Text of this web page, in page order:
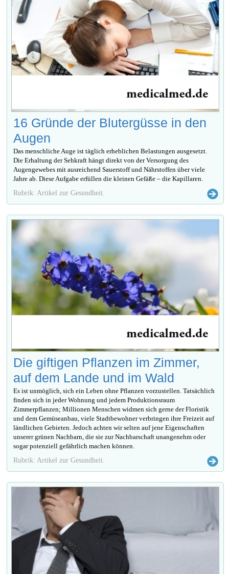
16 Gründe der Blutergüsse in den
Augen
Das menschliche Auge ist täglich erheblichen Belastungen ausgesetzt.
Die Erhaltung der Sehkraft hängt direkt von der Versorgung des
Augengewebes mit ausreichend Sauerstoff und Nährstoffen über viele
Jahre ab. Diese Aufgabe erfüllen die kleinen Gefäße – die Kapillaren.
Rubrik: Artikel zur Gesundheit.
Die giftigen Pflanzen im Zimmer,
auf dem Lande und im Wald
Es ist unmöglich, sich ein Leben ohne Pflanzen vorzustellen. Tatsächlich
finden sich in jeder Wohnung und jedem Produktionsraum
Zimmerpflanzen; Millionen Menschen widmen sich gerne der Floristik
und dem Gemüseanbau, viele Stadtbewohner verbringen ihre Freizeit auf
ländlichen Gebieten. Jedoch achten wir selten auf jene Eigenschaften
unserer grünen Nachbarn, die sie zur Nachbarschaft unangenehm oder
sogar potenziell gefährlich machen können.
Rubrik: Artikel zur Gesundheit.